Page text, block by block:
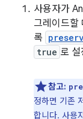
사용자가
그레이드할
록
true 로 설
참고:
정하면 기존
합니다. 사용